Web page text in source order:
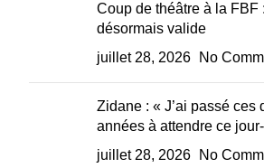
Coup de théâtre à la FBF
désormais valide
juillet 28, 2026
No
Zidane : « J’ai passé ces
années à attendre ce
juillet 28, 2026
No